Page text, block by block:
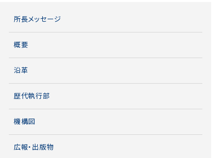
所長メッセージ
概要
沿革
歴代執行部
機構図
広報・出版物